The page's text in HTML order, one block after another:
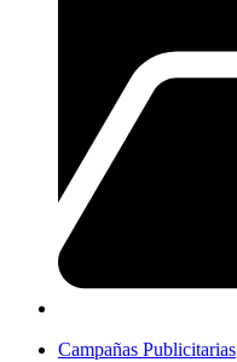
Campañas Publicitarias